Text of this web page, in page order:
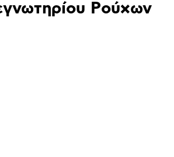
Ρούχων